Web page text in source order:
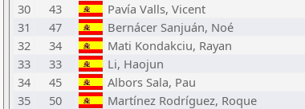
30
43 Pavía Valls, Vicent
31
47 Bernácer Sanjuán, Noé
32
34 Mati Kondakciu, Rayan
33
33 Li, Haojun
34
45 Albors Sala, Pau
35
50 Martínez Rodríguez, Roque